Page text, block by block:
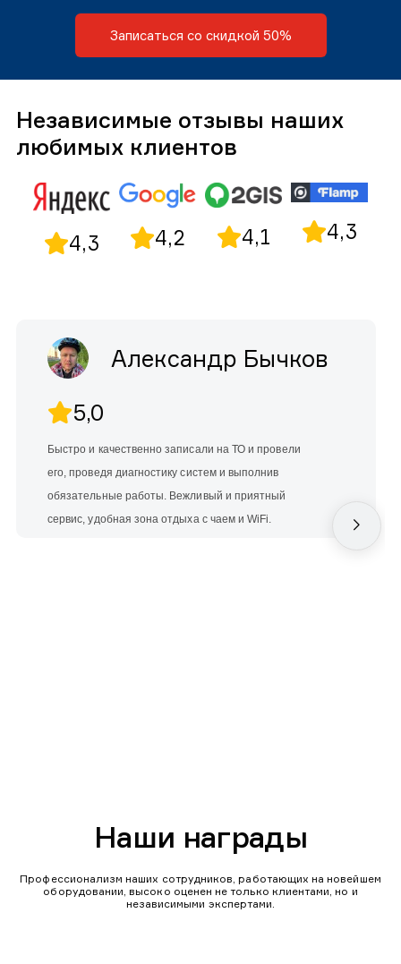
Записаться со скидкой 50%
Независимые отзывы наших
любимых клиентов
4,3 4,2 4,1 4,3
Александр Бычков
5,0
Быстро и качественно записали на ТО и провели
его, проведя диагностику систем и выполнив
обязательные работы. Вежливый и приятный
сервис, удобная зона отдыха с чаем и WiFi.
Наши награды
Профессионализм наших сотрудников, работающих на новейшем
оборудовании, высоко оценен не только клиентами, но и
независимыми экспертами.